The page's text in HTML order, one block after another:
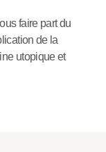
faire part du
de la
utopique et